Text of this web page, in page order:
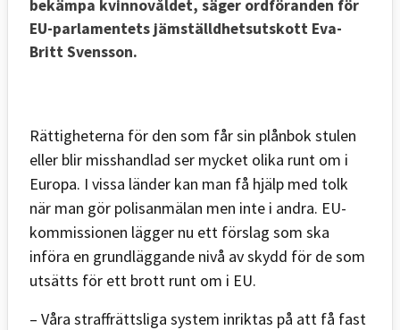
bekämpa kvinnovåldet, säger ordföranden för
EU-parlamentets jämställdhetsutskott Eva-
Britt Svensson.
Rättigheterna för den som får sin plånbok stulen
eller blir misshandlad ser mycket olika runt om i
Europa. I vissa länder kan man få hjälp med tolk
när man gör polisanmälan men inte i andra. EU-
kommissionen lägger nu ett förslag som ska
införa en grundläggande nivå av skydd för de som
utsätts för ett brott runt om i EU.
– Våra straffrättsliga system inriktas på att få fast